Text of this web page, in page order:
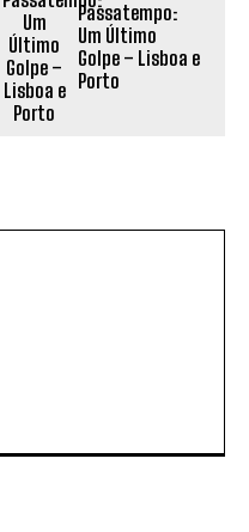
Passatempo:
Um Último
Golpe – Lisboa e
Porto